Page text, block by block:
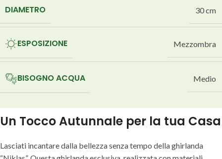
DIAMETRO 30 cm
ESPOSIZIONE Mezzombra
BISOGNO ACQUA Medio
Un Tocco Autunnale per la tua Casa
Lasciati incantare dalla bellezza senza tempo della ghirlanda